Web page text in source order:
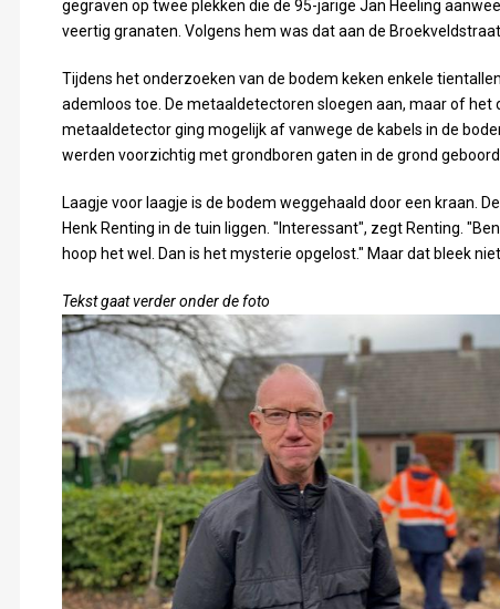
gegraven op twee plekken die de 95-jarige Jan Heeling
veertig granaten. Volgens hem was dat aan de
Tijdens het onderzoeken van de bodem keken enkele
ademloos toe. De metaaldetectoren sloegen aan, maar of het
metaaldetector ging mogelijk af vanwege de kabels in de
werden voorzichtig met grondboren gaten in de grond
Laagje voor laagje is de bodem weggehaald door een kraan.
Henk Renting in de tuin liggen. "Interessant", zegt Renting.
hoop het wel. Dan is het mysterie opgelost." Maar dat bleek
Tekst gaat verder onder de foto